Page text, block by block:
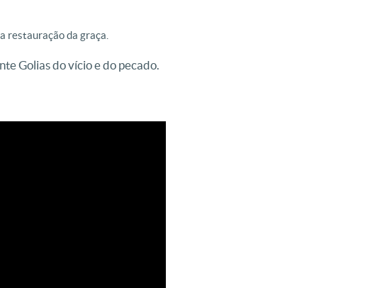
restauração da graça.
Golias do vício e do pecado.